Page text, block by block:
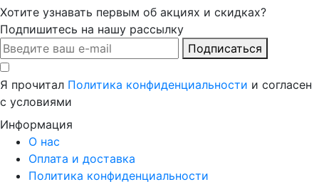
Хотите узнавать первым об акциях и скидках?
Подпишитесь на нашу рассылку
Подписаться
Я прочитал Политика конфиденциальности и согласен
с условиями
Информация
О нас
Оплата и доставка
Политика конфиденциальности